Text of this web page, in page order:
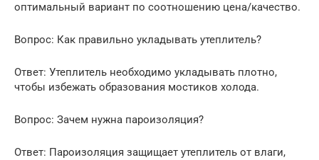
оптимальный вариант по соотношению цена/качество.
Вопрос: Как правильно укладывать утеплитель?
Ответ: Утеплитель необходимо укладывать плотно,
чтобы избежать образования мостиков холода.
Вопрос: Зачем нужна пароизоляция?
Ответ: Пароизоляция защищает утеплитель от влаги,